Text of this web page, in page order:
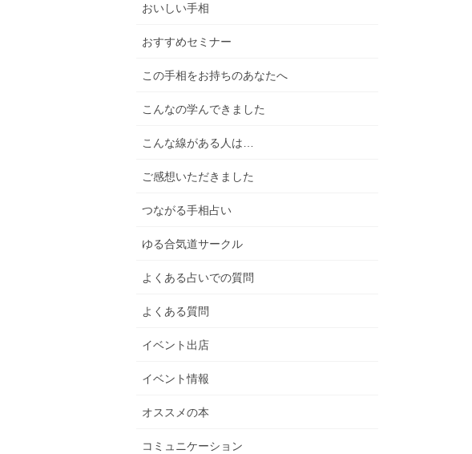
おいしい手相
おすすめセミナー
この手相をお持ちのあなたへ
こんなの学んできました
こんな線がある人は…
ご感想いただきました
つながる手相占い
ゆる合気道サークル
よくある占いでの質問
よくある質問
イベント出店
イベント情報
オススメの本
コミュニケーション